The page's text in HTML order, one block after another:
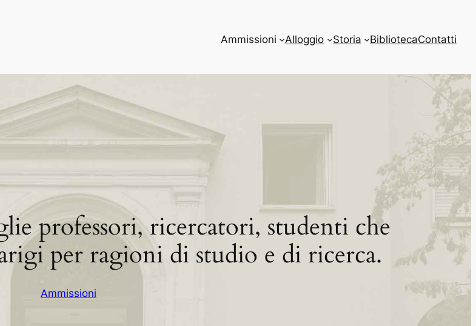
Ammissioni Alloggio Storia BibliotecaContatti
professori, ricercatori, studenti che
per ragioni di studio e di ricerca.
Ammissioni